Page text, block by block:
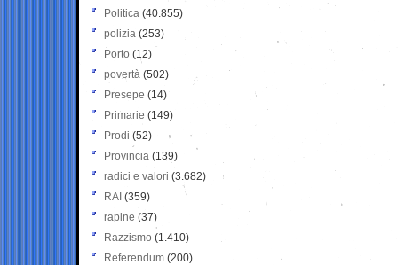
Politica (40.855)
polizia (253)
Porto (12)
povertà (502)
Presepe (14)
Primarie (149)
Prodi (52)
Provincia (139)
radici e valori (3.682)
RAI (359)
rapine (37)
Razzismo (1.410)
Referendum (200)